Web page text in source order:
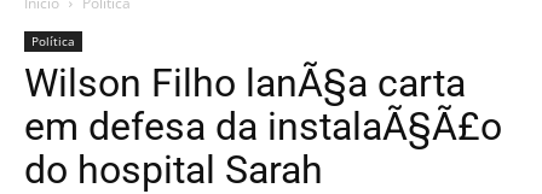
Política
Wilson Filho lanÃ§a carta
em defesa da instalaÃ§Ã£o
do hospital Sarah